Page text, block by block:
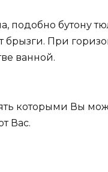
подобно бутону
брызги. При
ванной.
которыми Вы
Вас.